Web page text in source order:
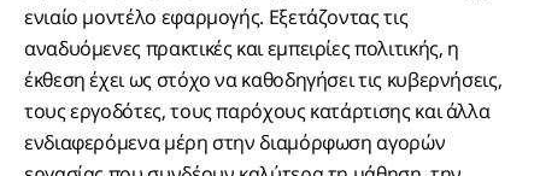
ενιαίο μοντέλο εφαρμογής. Εξετάζοντας τις
αναδυόμενες πρακτικές και εμπειρίες πολιτικής, η
έκθεση έχει ως στόχο να καθοδηγήσει τις κυβερνήσεις,
τους εργοδότες, τους παρόχους κατάρτισης και άλλα
ενδιαφερόμενα μέρη στην διαμόρφωση αγορών